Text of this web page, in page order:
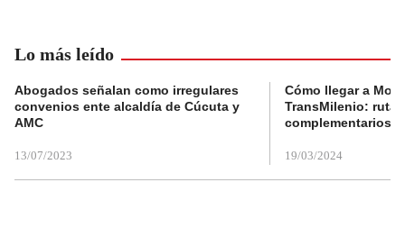
Lo más leído
Abogados señalan como irregulares
convenios ente alcaldía de Cúcuta y
AMC
13/07/2023
Cómo llegar a
TransMilenio:
complementarios
19/03/2024